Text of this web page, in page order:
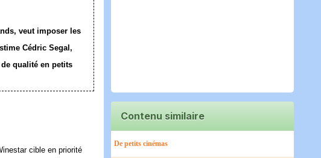
veut imposer les
Cédric Segal,
qualité en petits
cible en priorité
Contenu similaire
De petits cinémas